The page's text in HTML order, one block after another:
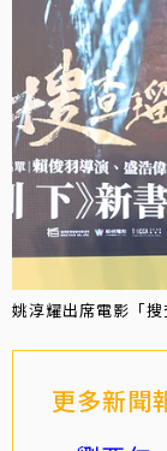
姚淳耀出席電影「
更多新聞